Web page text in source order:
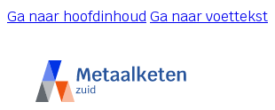
Ga naar hoofdinhoudGa naar voettekst